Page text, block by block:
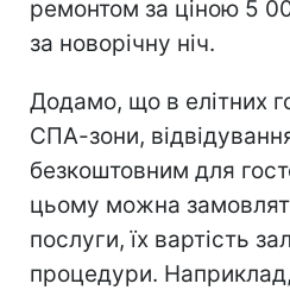
ремонтом за ціною 5
за новорічну ніч.
Додамо, що в елітних
СПА-зони,
безкоштовним для
цьому можна
послуги, їх вартість
процедури.